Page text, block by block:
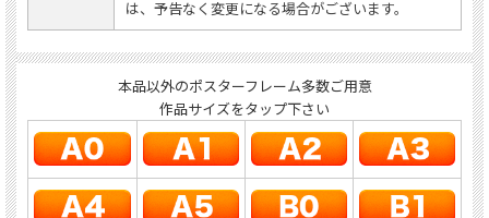
は、予告なく変更になる場合がございます。
本品以外のポスターフレーム多数ご用意
作品サイズをタップ下さい